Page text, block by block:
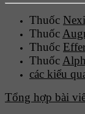
Thuốc
Thuốc
Thuốc
Thuốc
các kiểu
Tổng hợp bài